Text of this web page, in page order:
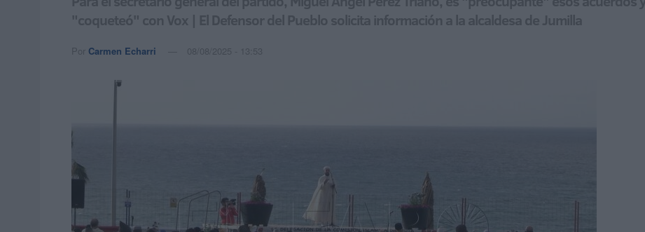
"coqueteó" con Vox | El Defensor del Pueblo solicita información a la alcaldesa de Jumilla
Por Carmen Echarri 08/08/2025 - 13:53